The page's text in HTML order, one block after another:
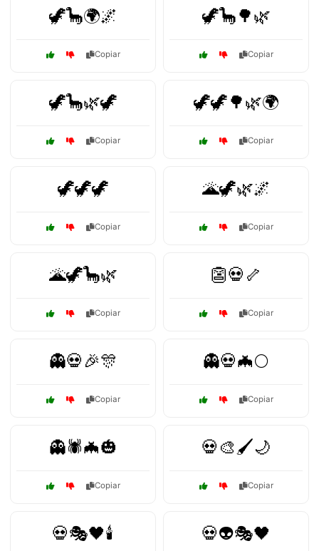
🦖🦕🌍🌌
Copiar
🦖🦕🌳🌿
Copiar
🦖🦕🌿🦖
Copiar
🦖🦖🌳🌿🌍
Copiar
🦖🦖🦖
Copiar
🌋🦖🌿🌌
Copiar
🌋🦖🦕🌿
Copiar
👺💀🦴
Copiar
👻💀🎉🎊
Copiar
👻💀🦇🌕
Copiar
👻🕷️🦇🎃
Copiar
💀🎨🖌️🌙
Copiar
💀🎭🖤🕯️ 💀👽🎭🖤